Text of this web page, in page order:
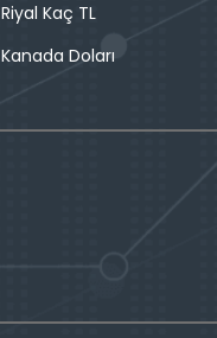
Riyal Kaç TL
Kanada Doları